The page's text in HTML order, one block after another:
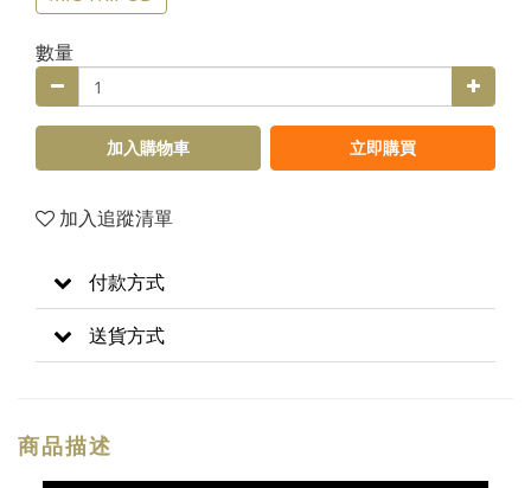
數量
加入購物車 立即購買
加入追蹤清單
付款方式
送貨方式
商品描述